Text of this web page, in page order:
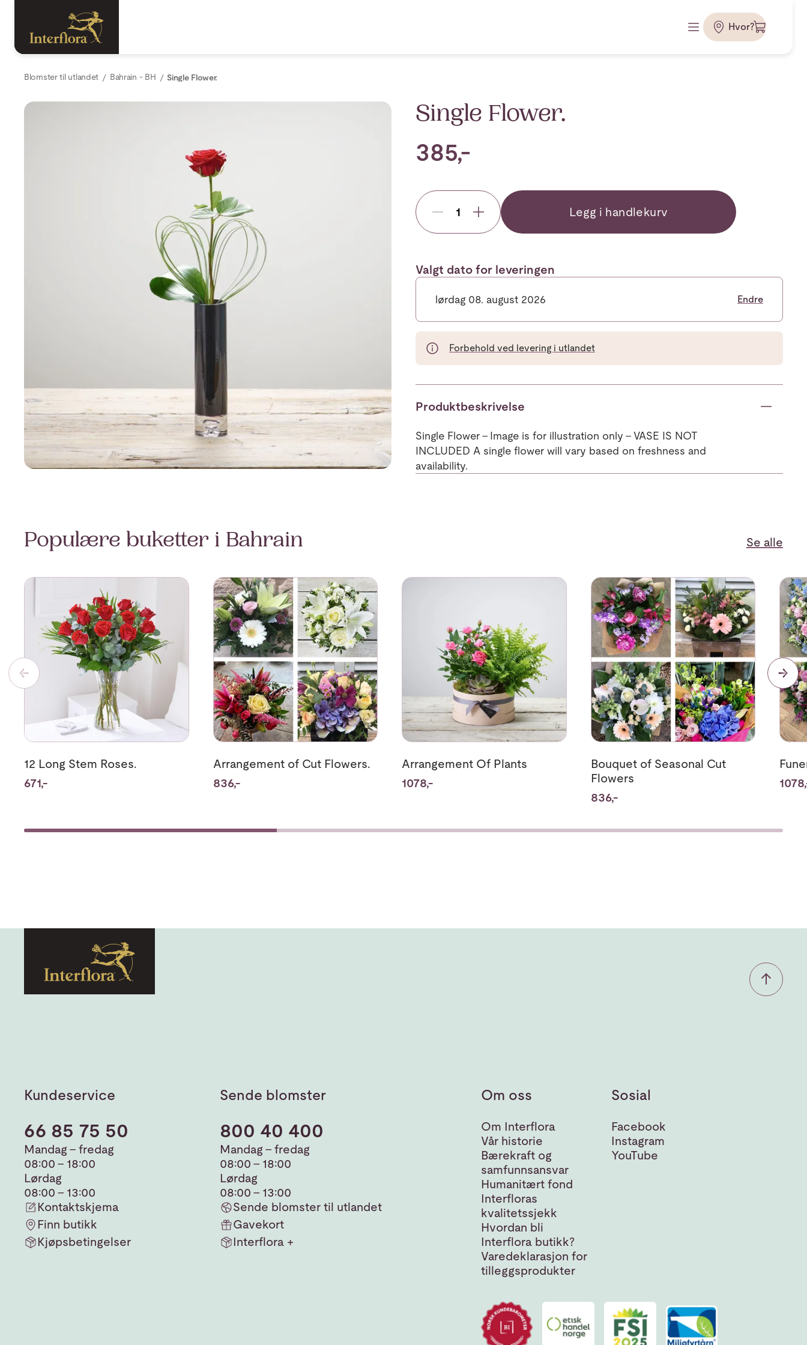
Hvor?
Blomster til utlandet Bahrain - BH Single Flower.
Single Flower.
385,-
Legg i handlekurv
Valgt dato for leveringen
lørdag 08. august 2026 Endre
Forbehold ved levering i utlandet
Produktbeskrivelse
Single Flower - Image is for illustration only - VASE IS NOT
INCLUDED A single flower will vary based on freshness and
availability.
Populære buketter i Bahrain Se alle
Se mer om 12 Long Stem Roses.
12 Long Stem Roses.
671,-
Se mer om Arrangement of Cut Flowers.
Arrangement of Cut Flowers.
836,-
Se mer om Arrangement Of Plants
Arrangement Of Plants
1078,-
Se mer om Bouquet of Seasonal Cut Flowers
Bouquet of Seasonal Cut
Flowers
836,-
Se
Kundeservice
66 85 75 50
Mandag - fredag
08:00 - 18:00
Lørdag
08:00 - 13:00
Kontaktskjema
Finn butikk
Kjøpsbetingelser
Sende blomster
800 40 400
Mandag - fredag
08:00 - 18:00
Lørdag
08:00 - 13:00
Sende blomster til utlandet
Gavekort
Interflora +
Om oss
Om Interflora
Vår historie
Bærekraft og
samfunnsansvar
Humanitært fond
Interfloras
kvalitetssjekk
Hvordan bli
Interflora butikk?
Varedeklarasjon for
tilleggsprodukter
Sosial
Facebook
Instagram
YouTube